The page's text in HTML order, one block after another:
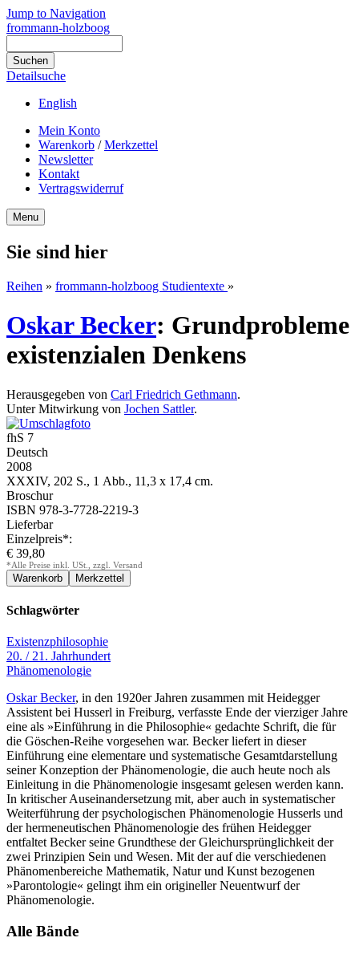
Jump to Navigation
frommann-holzboog
Detailsuche
English
Mein Konto
Warenkorb /Merkzettel
Newsletter
Kontakt
Vertragswiderruf
Menu
Sie sind hier
Reihen » frommann-holzboog Studientexte »
Oskar Becker: Grundprobleme
existenzialen Denkens
Herausgegeben von Carl Friedrich Gethmann.
Unter Mitwirkung von Jochen Sattler.
fhS 7
Deutsch
2008
XXXIV, 202 S., 1 Abb., 11,3 x 17,4 cm.
Broschur
ISBN 978-3-7728-2219-3
Lieferbar
Einzelpreis*:
€ 39,80
*Alle Preise inkl. USt., zzgl. Versand
Schlagwörter
Existenzphilosophie
20. / 21. Jahrhundert
Phänomenologie
Oskar Becker, in den 1920er Jahren zusammen mit Heidegger
Assistent bei Husserl in Freiburg, verfasste Ende der vierziger Jahre
eine als »Einführung in die Philosophie« gedachte Schrift, die für
die Göschen-Reihe vorgesehen war. Becker liefert in dieser
Einführung eine elementare und systematische Gesamtdarstellung
seiner Konzeption der Phänomenologie, die auch heute noch als
Einleitung in die Phänomenologie insgesamt gelesen werden kann.
In kritischer Auseinandersetzung mit, aber auch in systematischer
Weiterführung der psychologischen Phänomenologie Husserls und
der hermeneutischen Phänomenologie des frühen Heidegger
entfaltet Becker seine Grundthese der Gleichursprünglichkeit der
zwei Prinzipien Sein und Wesen. Mit der auf die verschiedenen
Phänomenbereiche Mathematik, Natur und Kunst bezogenen
»Parontologie« gelingt ihm ein origineller Neuentwurf der
Phänomenologie.
Alle Bände